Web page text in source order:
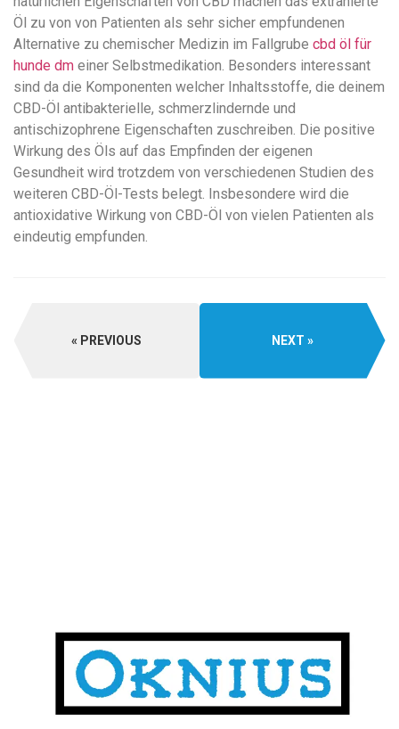
Öl zu von von Patienten als sehr sicher empfundenen
Alternative zu chemischer Medizin im Fallgrube cbd öl für
hunde dm einer Selbstmedikation. Besonders interessant
sind da die Komponenten welcher Inhaltsstoffe, die deinem
CBD-Öl antibakterielle, schmerzlindernde und
antischizophrene Eigenschaften zuschreiben. Die positive
Wirkung des Öls auf das Empfinden der eigenen
Gesundheit wird trotzdem von verschiedenen Studien des
weiteren CBD-Öl-Tests belegt. Insbesondere wird die
antioxidative Wirkung von CBD-Öl von vielen Patienten als
eindeutig empfunden.
PREVIOUS NEXT